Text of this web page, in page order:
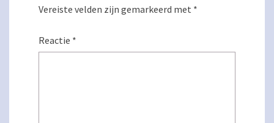
Vereiste velden zijn gemarkeerd met *
Reactie *